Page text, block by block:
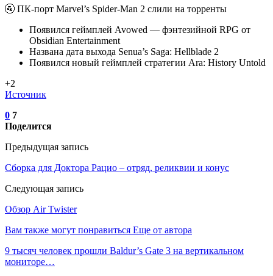
🚰 ПК-порт Marvel’s Spider-Man 2 слили на торренты
Появился геймплей Avowed — фэнтезийной RPG от
Obsidian Entertainment
Названа дата выхода Senua’s Saga: Hellblade 2
Появился новый геймплей стратегии Ara: History Untold
+2
Источник
0 7
Поделится
Предыдущая запись
Сборка для Доктора Рацио – отряд, реликвии и конус
Следующая запись
Обзор Air Twister
Вам также могут понравиться Еще от автора
9 тысяч человек прошли Baldur’s Gate 3 на вертикальном
мониторе…